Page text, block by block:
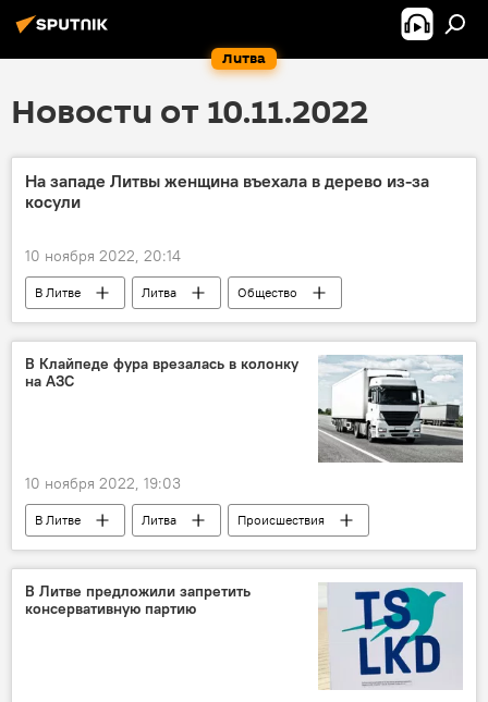
Литва
Новости от 10.11.2022
На западе Литвы женщина въехала в дерево из-за
косули
10 ноября 2022, 20:14
В Литве Литва
Общество
Происшествия
ДТП
дикие животные
В Клайпеде фура врезалась в колонку
на АЗС
10 ноября 2022, 19:03
В Литве Литва
Происшествия
Клайпеда
происшествие на АЗС
В Литве предложили запретить
консервативную партию